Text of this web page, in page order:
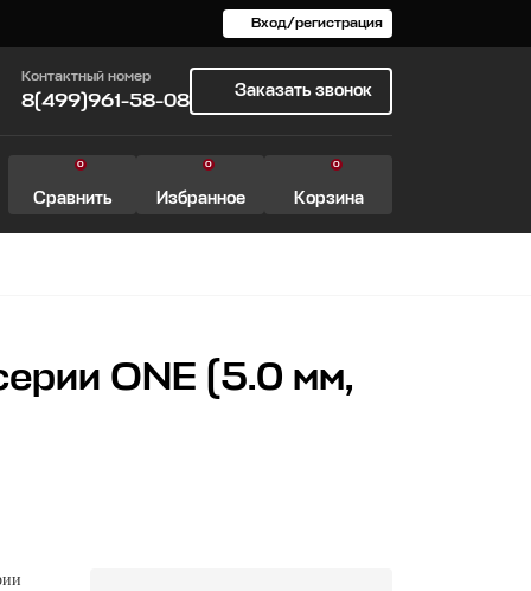
Вход/регистрация
Контактный номер
8(499)961-58-08
Заказать звонок
0
Сравнить
0
Избранное
0
Корзина
ONE (5.0 мм,